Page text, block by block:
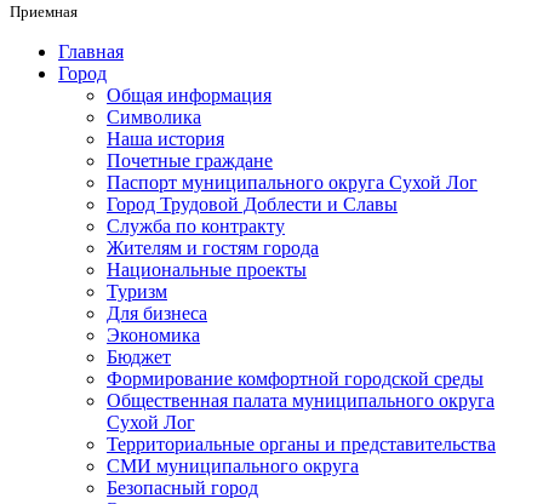
Приемная
Главная
Город
Общая информация
Символика
Наша история
Почетные граждане
Паспорт муниципального округа Сухой Лог
Город Трудовой Доблести и Славы
Служба по контракту
Жителям и гостям города
Национальные проекты
Туризм
Для бизнеса
Экономика
Бюджет
Формирование комфортной городской среды
Общественная палата муниципального округа
Сухой Лог
Территориальные органы и представительства
СМИ муниципального округа
Безопасный город